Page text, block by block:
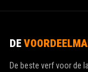
DE
De beste verf voor de